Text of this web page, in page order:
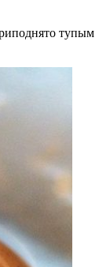
тупым